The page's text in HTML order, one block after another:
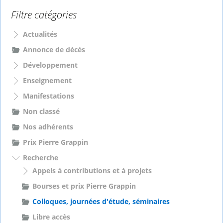
r
h
r
Filtre catégories
Actualités
Annonce de décès
Développement
Enseignement
Manifestations
Non classé
Nos adhérents
Prix Pierre Grappin
Recherche
Appels à contributions et à projets
Bourses et prix Pierre Grappin
Colloques, journées d'étude, séminaires
Libre accès